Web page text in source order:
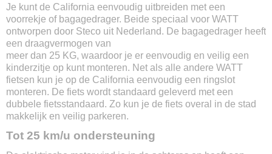
Wielmaat
28 inch
Soort accu
Lithium-ion
Accu capaciteit
378 Wh
Actieradius
Tot 70 km
Uitneembare accu
Je kunt de California eenvoudig uitbreiden met een
voorrekje of bagagedrager. Beide speciaal voor WATT
ontworpen door Steco uit Nederland. De bagagedrager heeft
een draagvermogen van
meer dan 25 KG, waardoor je er eenvoudig en veilig een
kinderzitje op kunt monteren. Net als alle andere WATT
fietsen kun je op de California eenvoudig een ringslot
monteren. De fiets wordt standaard geleverd met een
dubbele fietsstandaard. Zo kun je de fiets overal in de stad
makkelijk en veilig parkeren.
Tot 25 km/u ondersteuning